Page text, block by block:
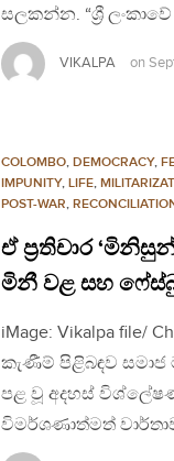
සලකන්න. “ශ්‍රී
VIKALPA on
COLOMBO, DEMOCRACY,
IMPUNITY, LIFE,
POST-WAR,
ඒ ප්‍රතිචාර
මිනී වළ සහ
iMage: Vikalpa file/
කැණීම් පිළිබඳව සමාජ
පළ වූ අදහස්
විමර්ශණාත්මත්